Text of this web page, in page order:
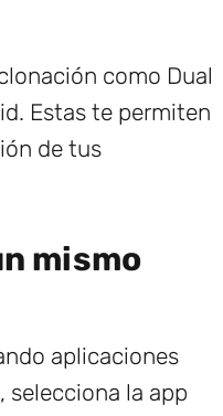
como Dual
Estas te permiten
de tus
mismo
aplicaciones
selecciona la app